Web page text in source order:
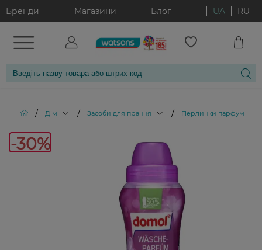
Бренди Магазини Блог UA RU
/ Дім / Засоби для прання / Перлинки парфумоваі
-30%